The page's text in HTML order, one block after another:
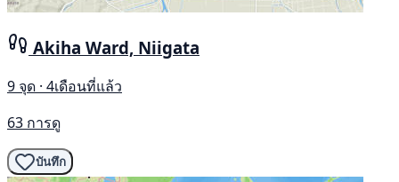
Akiha Ward, Niigata
9 จุด · 4เดือนที่แล้ว
63 การดู
บันทึก